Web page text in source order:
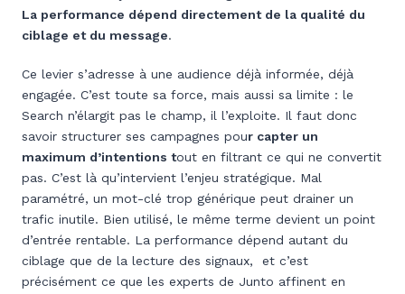
La performance dépend directement de la qualité du
ciblage et du message.
Ce levier s’adresse à une audience déjà informée, déjà
engagée. C’est toute sa force, mais aussi sa limite : le
Search n’élargit pas le champ, il l’exploite. Il faut donc
savoir structurer ses campagnes pour capter un
maximum d’intentions tout en filtrant ce qui ne convertit
pas. C’est là qu’intervient l’enjeu stratégique. Mal
paramétré, un mot-clé trop générique peut drainer un
trafic inutile. Bien utilisé, le même terme devient un point
d’entrée rentable. La performance dépend autant du
ciblage que de la lecture des signaux, et c’est
précisément ce que les experts de Junto affinent en